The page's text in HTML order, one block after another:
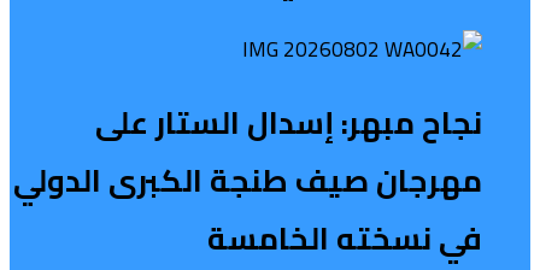
نجاح مبهر: إسدال الستار على
مهرجان صيف طنجة الكبرى الدولي
في نسخته الخامسة